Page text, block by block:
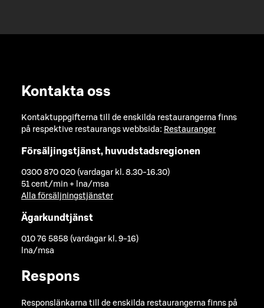
Kontakta oss
Kontaktuppgifterna till de enskilda restaurangerna finns
på respektive restaurangs webbsida: Restauranger
Försäljingstjänst, huvudstadsregionen
0300 870 020 (vardagar kl. 8.30-16.30)
51 cent/min + lna/msa
Alla försäljningstjänster
Ägarkundtjänst
010 76 5858 (vardagar kl. 9-16)
lna/msa
Respons
Responslänkarna till de enskilda restaurangerna finns på